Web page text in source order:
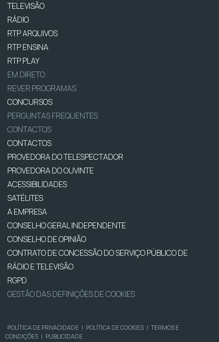
TELEVISÃO
RÁDIO
RTP ARQUIVOS
RTP ENSINA
RTP PLAY
EM DIRETO
REVER PROGRAMAS
CONCURSOS
PERGUNTAS FREQUENTES
CONTACTOS
CONTACTOS
PROVEDORA DO TELESPECTADOR
PROVEDORA DO OUVINTE
ACESSIBILIDADES
SATÉLITES
A EMPRESA
CONSELHO GERAL INDEPENDENTE
CONSELHO DE OPINIÃO
CONTRATO DE CONCESSÃO DO SERVIÇO PÚBLICO DE
RÁDIO E TELEVISÃO
RGPD
GESTÃO DAS DEFINIÇÕES DE COOKIES
POLÍTICA DE PRIVACIDADE | POLÍTICA DE COOKIES | TERMOS E
CONDIÇÕES | PUBLICIDADE